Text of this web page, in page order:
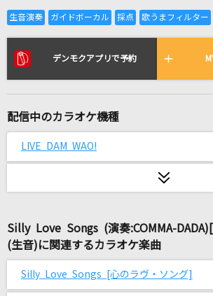
リアルタイムで歌われている曲
ANIMA
桜が降る夜は
あいみょん
LiSA
[生音]HOTEL PACIFIC
サザンオールスターズ
愛くださいませ
デンモクアプリで予約
配信中のカラオケ機種
LIVE DAM WAO!
Silly Love Songs (演奏:COMMA-
(生音)に関連するカラオケ楽曲
Silly Love Songs [心のラヴ・ソング]